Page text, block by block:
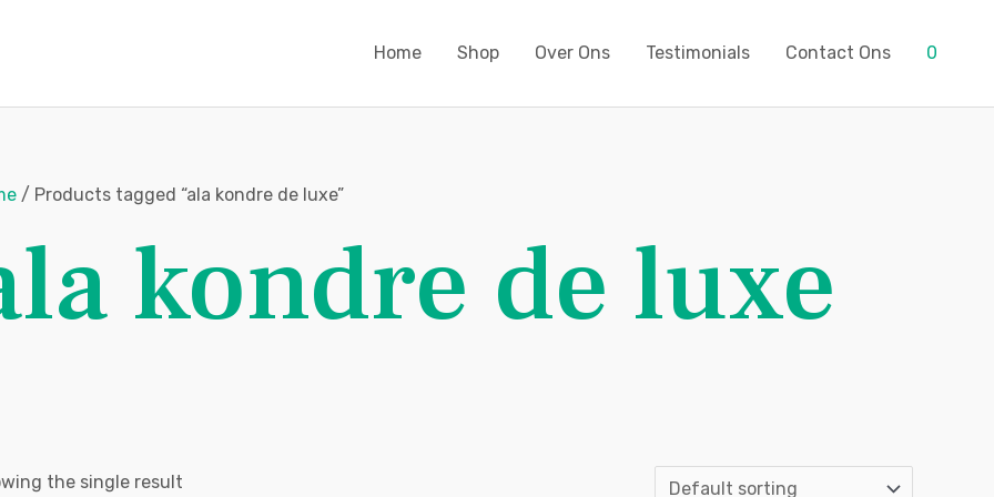
Home Shop Over Ons Testimonials Contact Ons 0
/ Products tagged “ala kondre de luxe”
kondre de luxe
the single result